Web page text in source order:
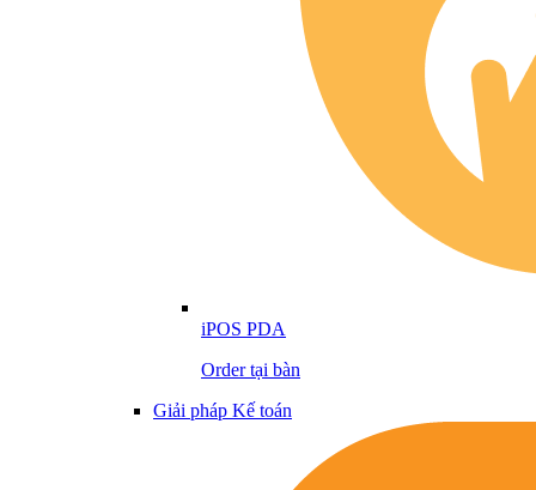
iPOS PDA
Order tại bàn
Giải pháp Kế toán